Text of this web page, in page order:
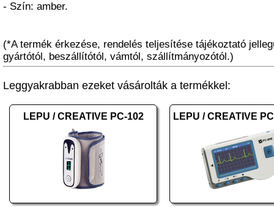
- Szín: amber.
(*A termék érkezése, rendelés teljesítése tájékoztató
gyártótól, beszállítótól, vámtól, szállítmányozótól.)
Leggyakrabban ezeket vásárolták a termékkel:
LEPU / CREATIVE PC-102